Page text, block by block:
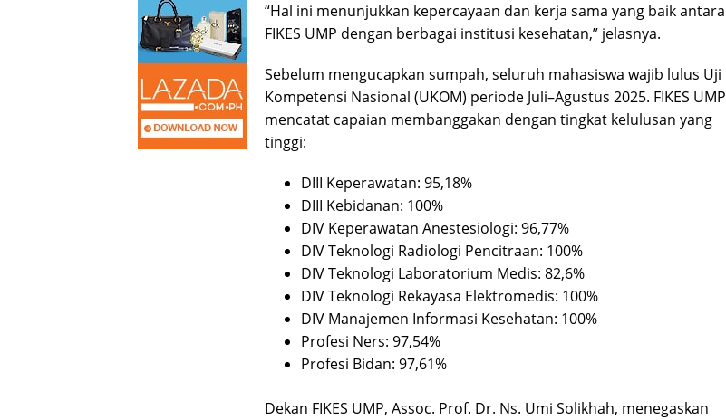
“Hal ini menunjukkan kepercayaan dan kerja sama yang baik antara
FIKES UMP dengan berbagai institusi kesehatan,” jelasnya.
Sebelum mengucapkan sumpah, seluruh mahasiswa wajib lulus Uji
Kompetensi Nasional (UKOM) periode Juli–Agustus 2025. FIKES UMP
mencatat capaian membanggakan dengan tingkat kelulusan yang
tinggi:
DIII Keperawatan: 95,18%
DIII Kebidanan: 100%
DIV Keperawatan Anestesiologi: 96,77%
DIV Teknologi Radiologi Pencitraan: 100%
DIV Teknologi Laboratorium Medis: 82,6%
DIV Teknologi Rekayasa Elektromedis: 100%
DIV Manajemen Informasi Kesehatan: 100%
Profesi Ners: 97,54%
Profesi Bidan: 97,61%
Dekan FIKES UMP, Assoc. Prof. Dr. Ns. Umi Solikhah, menegaskan